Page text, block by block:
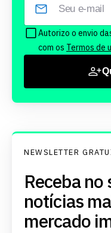
Autorizo o envio
com os Termos de
NEWSLETTER
Receba no
notícias
mercado